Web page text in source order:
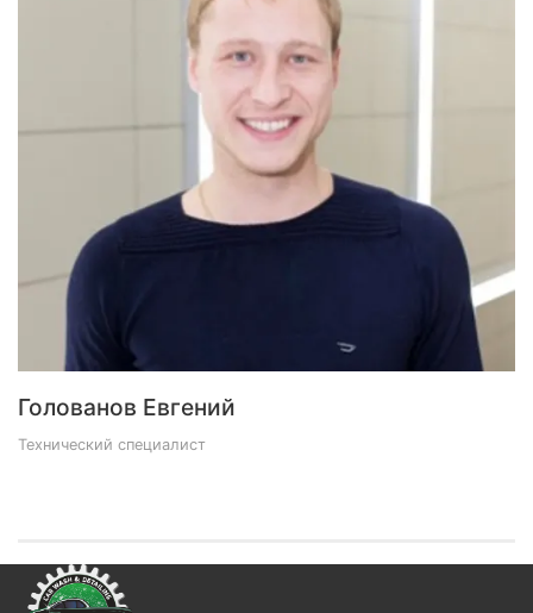
Голованов Евгений
Технический специалист